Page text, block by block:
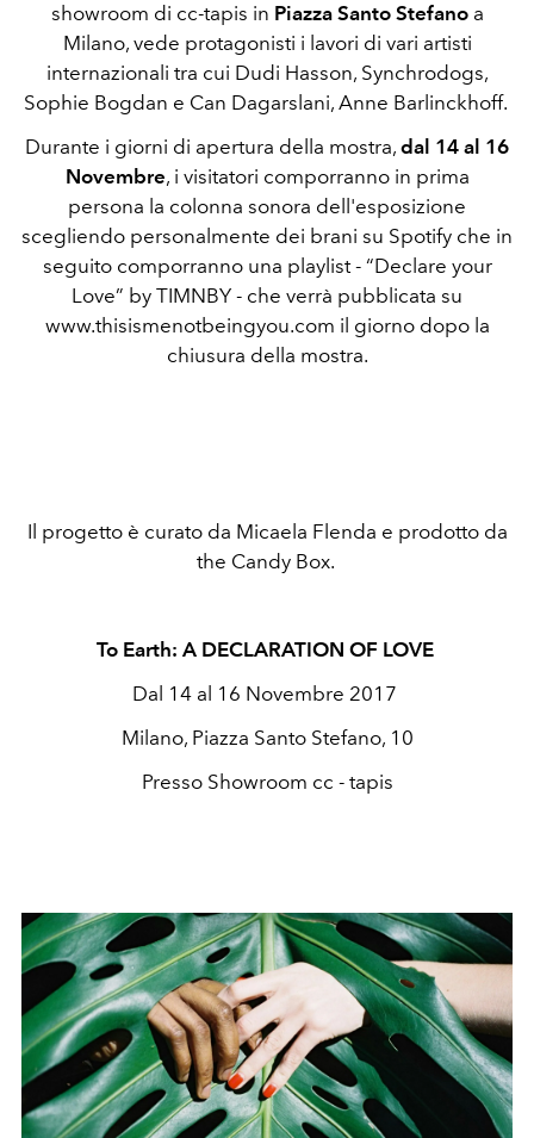
showroom di cc-tapis in Piazza Santo Stefanoa
Milano, vede protagonisti i lavori di vari artisti
internazionali tra cui Dudi Hasson, Synchrodogs,
Sophie Bogdan e Can Dagarslani, Anne Barlinckhoff.
Durante i giorni di apertura della mostra, dal 14 al 16
Novembre, i visitatori comporranno in prima
persona la colonna sonora dell'esposizione
scegliendo personalmente dei brani su Spotify che in
seguito comporranno una playlist - “Declare your
Love” by TIMNBY - che verrà pubblicata su
www.thisismenotbeingyou.com il giorno dopo la
chiusura della mostra.
Il progetto è curato da Micaela Flenda e prodotto da
the Candy Box.
To Earth: A DECLARATION OF LOVE
Dal 14 al 16 Novembre 2017
Milano, Piazza Santo Stefano, 10
Presso Showroom cc - tapis